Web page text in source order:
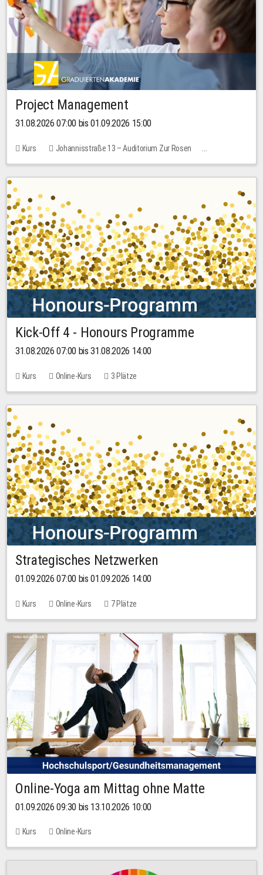
Project Management
31.08.2026 07:00 bis 01.09.2026 15:00
Kurs
Johannisstraße 13 – Auditorium Zur Rosen
Keine freien Plätze
30,00 EUR
Kick-Off 4 - Honours Programme
31.08.2026 07:00 bis 31.08.2026 14:00
Kurs Online-Kurs 3 Plätze
Strategisches Netzwerken
01.09.2026 07:00 bis 01.09.2026 14:00
Kurs Online-Kurs 7 Plätze
Online-Yoga am Mittag ohne Matte
01.09.2026 09:30 bis 13.10.2026 10:00
Kurs Online-Kurs